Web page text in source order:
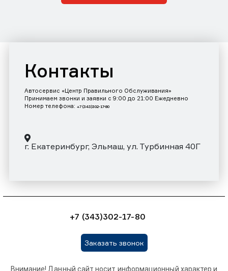
Контакты
Автосервис «Центр Правильного Обслуживания»
Принимаем звонки и заявки с 9:00 до 21:00 Ежедневно
Номер телефона: +7 (343)302-17-80
г. Екатеринбург, Эльмаш, ул. Турбинная 40Г
+7 (343)302-17-80
Заказать звонок
Внимание! Данный сайт носит информационный характер и